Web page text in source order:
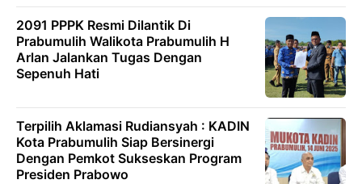
2091 PPPK Resmi Dilantik Di
Prabumulih Walikota Prabumulih H
Arlan Jalankan Tugas Dengan
Sepenuh Hati
Terpilih Aklamasi Rudiansyah : KADIN
Kota Prabumulih Siap Bersinergi
Dengan Pemkot Sukseskan Program
Presiden Prabowo